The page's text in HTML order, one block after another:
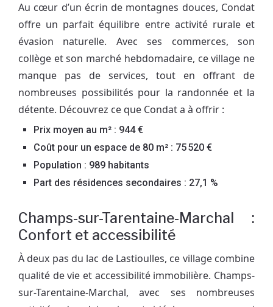
Au cœur d’un écrin de montagnes douces, Condat
offre un parfait équilibre entre activité rurale et
évasion naturelle. Avec ses commerces, son
collège et son marché hebdomadaire, ce village ne
manque pas de services, tout en offrant de
nombreuses possibilités pour la randonnée et la
détente. Découvrez ce que Condat a à offrir :
Prix moyen au m² : 944 €
Coût pour un espace de 80 m² : 75 520 €
Population : 989 habitants
Part des résidences secondaires : 27,1 %
Champs-sur-Tarentaine-Marchal :
Confort et accessibilité
À deux pas du lac de Lastioulles, ce village combine
qualité de vie et accessibilité immobilière. Champs-
sur-Tarentaine-Marchal, avec ses nombreuses